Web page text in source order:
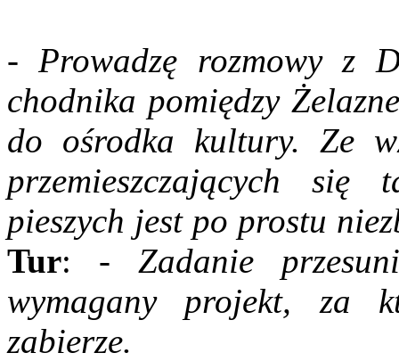
- Prowadzę rozmowy z
chodnika pomiędzy
do ośrodka kultury. Ze
przemieszczających
pieszych jest po prostu
Tur: - Zadanie
wymagany projekt, za
zabierze.